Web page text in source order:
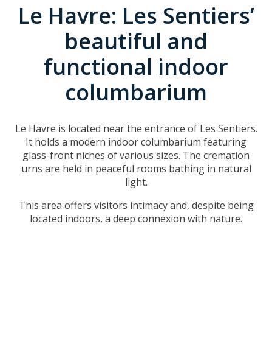
Le Havre: Les Sentiers’
beautiful and
functional indoor
columbarium
Le Havre is located near the entrance of Les Sentiers.
It holds a modern indoor columbarium featuring
glass-front niches of various sizes. The cremation
urns are held in peaceful rooms bathing in natural
light.
This area offers visitors intimacy and, despite being
located indoors, a deep connexion with nature.